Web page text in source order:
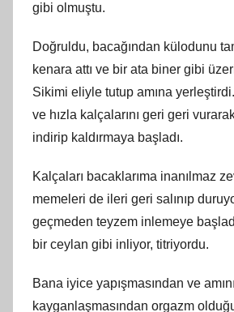
gibi olmuştu.
Doğruldu, bacağından külodunu
kenara attı ve bir ata biner gibi
Sikimi eliyle tutup amına
ve hızla kalçalarını geri geri
indirip kaldırmaya başladı.
Kalçaları bacaklarıma inanılmaz
memeleri de ileri geri salınıp
geçmeden teyzem inlemeye
bir ceylan gibi inliyor, titriyordu.
Bana iyice yapışmasından ve
kayganlaşmasından orgazm